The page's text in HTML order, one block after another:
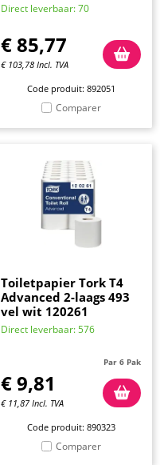
Direct leverbaar: 70
€85,77
€ 103,78 Incl. TVA
Code produit: 892051
Comparer
Toiletpapier Tork T4
Advanced 2-laags 493
vel wit 120261
Direct leverbaar: 576
Par 6 Pak
€9,81
€ 11,87 Incl. TVA
Code produit: 890323
Comparer